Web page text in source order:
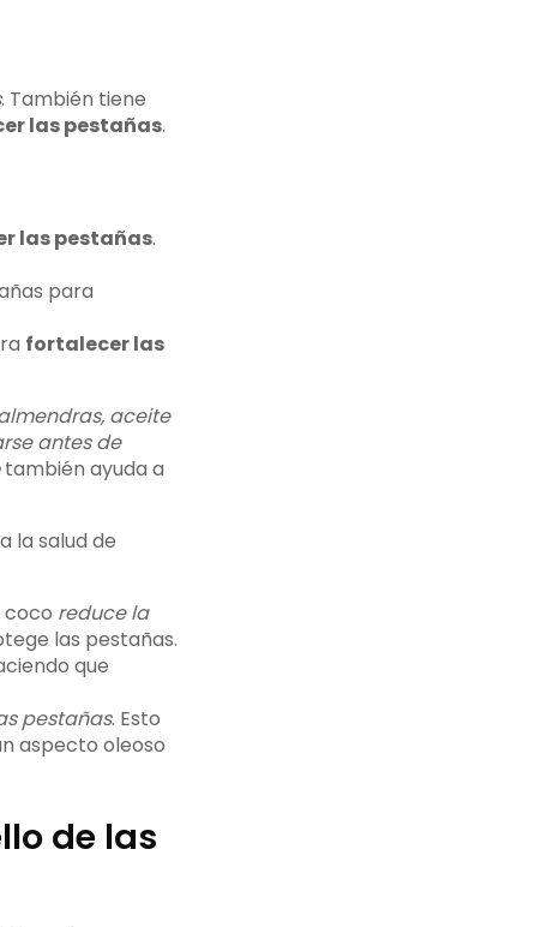
. También tiene
las pestañas.
las pestañas.
para
fortalecer las
aceite
antes de
también ayuda a
la salud de
coco reduce la
las pestañas.
que
pestañas. Esto
aspecto oleoso
de las